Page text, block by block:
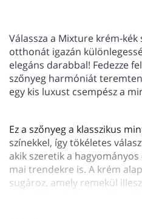
Válassza a Mixture krém-kék
otthonát igazán
elegáns darabbal! Fedezze
szőnyeg harmóniát
egy kis luxust csempész a
Ez a szőnyeg a klasszikus
színekkel, így tökéletes
akik szeretik a
mai trendekre is. A krém
sugároz, amely remekül
enteriőrbe, legyen az
A szőnyeg